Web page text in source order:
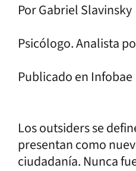
Por Gabriel Slavinsky
Psicólogo. Analista
Publicado en Infobae
Los outsiders se
presentan como
ciudadanía. Nunca